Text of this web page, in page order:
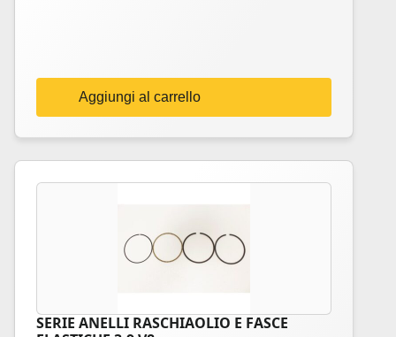
Aggiungi al carrello
SERIE ANELLI RASCHIAOLIO E FASCE